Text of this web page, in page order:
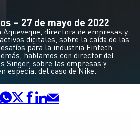
– 27 de mayo de 2022
Aqueveque, directora de empresas y
digitales, sobre la caída de las
para la industria Fintech
hablamos con director del
Singer, sobre las empresas y
especial del caso de Nike.